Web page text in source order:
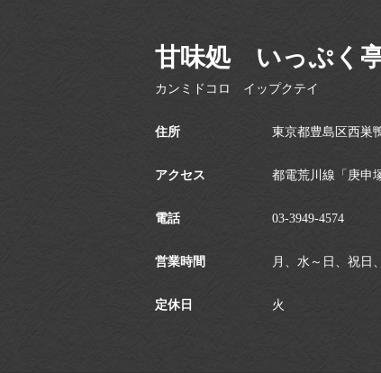
甘味処 いっぷく
カンミドコロ イップクテイ
住所 東京都豊島区西巣
アクセス 都電荒川線「庚申
電話 03-3949-4574
営業時間 月、水～日、祝日
定休日 火